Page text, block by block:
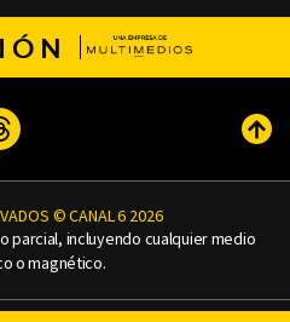
Threads
© CANAL 6 2026
parcial, incluyendo cualquier medio
o magnético.